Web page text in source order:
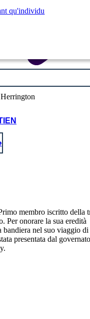
qu'individu
membro iscritto della
Per onorare la sua eredità
bandiera nel suo viaggio
presentata dal